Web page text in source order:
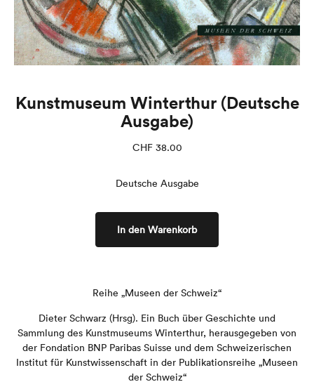
Kunstmuseum Winterthur (Deutsche
Ausgabe)
CHF38.00
Deutsche Ausgabe
In den Warenkorb
Reihe „Museen der Schweiz“
Dieter Schwarz (Hrsg). Ein Buch über Geschichte und
Sammlung des Kunstmuseums Winterthur, herausgegeben von
der Fondation BNP Paribas Suisse und dem Schweizerischen
Institut für Kunstwissenschaft in der Publikationsreihe „Museen
der Schweiz“